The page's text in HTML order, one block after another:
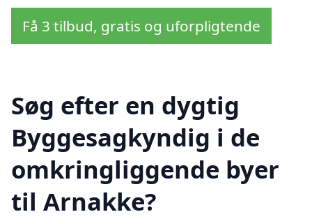
Få 3 tilbud, gratis og uforpligtende
Søg efter en dygtig
Byggesagkyndig i de
omkringliggende byer
til Arnakke?